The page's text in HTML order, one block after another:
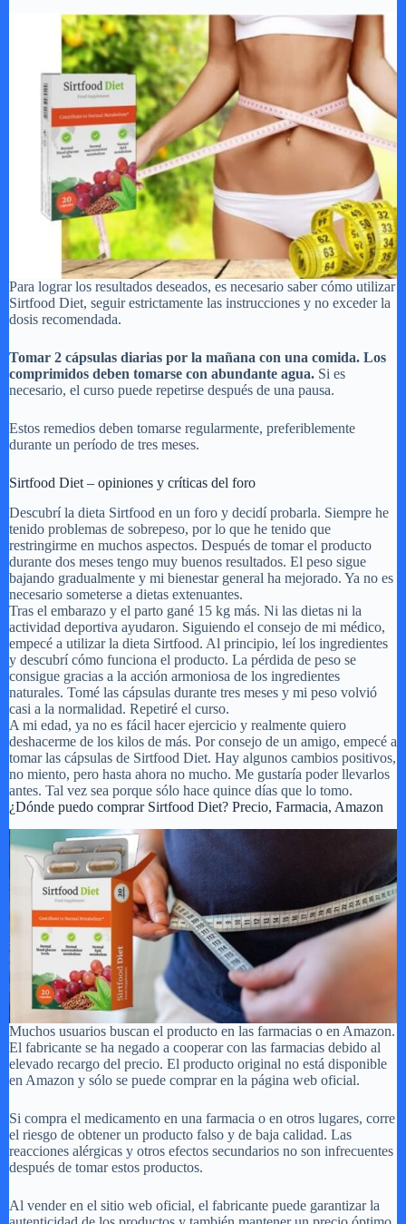
Para lograr los resultados deseados, es necesario saber cómo utilizar
Sirtfood Diet, seguir estrictamente las instrucciones y no exceder la
dosis recomendada.
Tomar 2 cápsulas diarias por la mañana con una comida. Los
comprimidos deben tomarse con abundante agua. Si es
necesario, el curso puede repetirse después de una pausa.
Estos remedios deben tomarse regularmente, preferiblemente
durante un período de tres meses.
Sirtfood Diet – opiniones y críticas del foro
Descubrí la dieta Sirtfood en un foro y decidí probarla. Siempre he
tenido problemas de sobrepeso, por lo que he tenido que
restringirme en muchos aspectos. Después de tomar el producto
durante dos meses tengo muy buenos resultados. El peso sigue
bajando gradualmente y mi bienestar general ha mejorado. Ya no es
necesario someterse a dietas extenuantes.
Tras el embarazo y el parto gané 15 kg más. Ni las dietas ni la
actividad deportiva ayudaron. Siguiendo el consejo de mi médico,
empecé a utilizar la dieta Sirtfood. Al principio, leí los ingredientes
y descubrí cómo funciona el producto. La pérdida de peso se
consigue gracias a la acción armoniosa de los ingredientes
naturales. Tomé las cápsulas durante tres meses y mi peso volvió
casi a la normalidad. Repetiré el curso.
A mi edad, ya no es fácil hacer ejercicio y realmente quiero
deshacerme de los kilos de más. Por consejo de un amigo, empecé a
tomar las cápsulas de Sirtfood Diet. Hay algunos cambios positivos,
no miento, pero hasta ahora no mucho. Me gustaría poder llevarlos
antes. Tal vez sea porque sólo hace quince días que lo tomo.
¿Dónde puedo comprar Sirtfood Diet? Precio, Farmacia, Amazon
Muchos usuarios buscan el producto en las farmacias o en Amazon.
El fabricante se ha negado a cooperar con las farmacias debido al
elevado recargo del precio. El producto original no está disponible
en Amazon y sólo se puede comprar en la página web oficial.
Si compra el medicamento en una farmacia o en otros lugares, corre
el riesgo de obtener un producto falso y de baja calidad. Las
reacciones alérgicas y otros efectos secundarios no son infrecuentes
después de tomar estos productos.
Al vender en el sitio web oficial, el fabricante puede garantizar la